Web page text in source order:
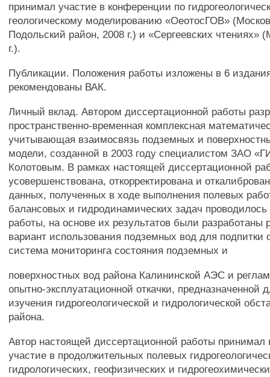
принимал участие в конференции по
геологическому моделированию «ОеотосГОВ»
Подольский район, 2008 г.) и «Сергеевских чтениях»
г.).
Публикации. Положения работы изложены в 6
рекомендованы ВАК.
Личный вклад. Автором диссертационной работы
пространственно-временная комплексная
учитывающая взаимосвязь подземных и
модели, созданной в 2003 году специалистом ЗАО
Колотовым. В рамках настоящей диссертационной
усовершенствована, откорректирована и
данных, полученных в ходе выполнения полевых
балансовых и гидродинамических задач
работы, на основе их результатов были разработаны
вариант использования подземных вод для подпитки
система мониторинга состояния подземных и
поверхностных вод района Калининской АЭС и
опытно-эксплуатационной откачки, предназначенной
изучения гидрогеологической и гидрологической
района.
Автор настоящей диссертационной работы принимал
участие в продолжительных полевых
гидрологических, геофизических и